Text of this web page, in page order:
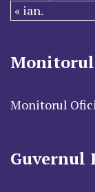
« ian.
Monitorul
Guvernul